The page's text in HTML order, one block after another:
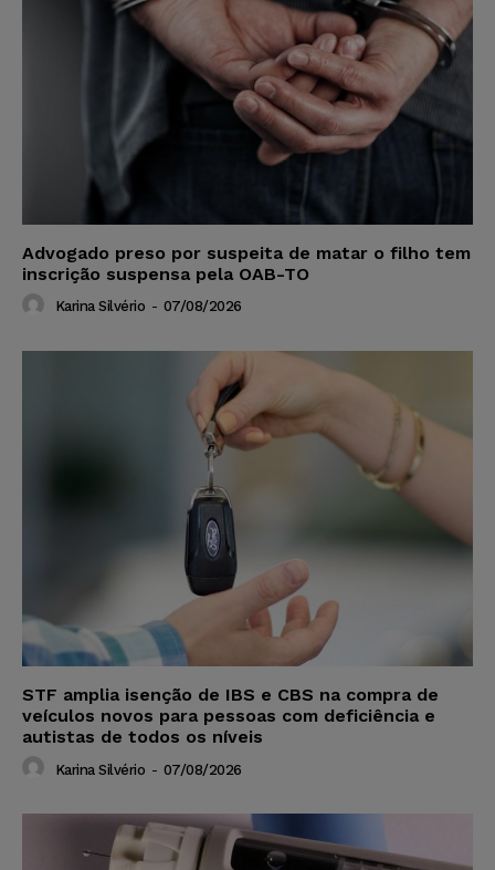
Advogado preso por suspeita de matar o filho tem
inscrição suspensa pela OAB-TO
Karina Silvério - 07/08/2026
STF amplia isenção de IBS e CBS na compra de
veículos novos para pessoas com deficiência e
autistas de todos os níveis
Karina Silvério - 07/08/2026